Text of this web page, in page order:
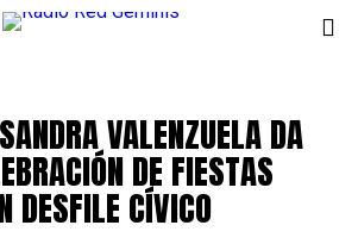
VALENZUELA DA
DE FIESTAS
DESFILE CÍVICO